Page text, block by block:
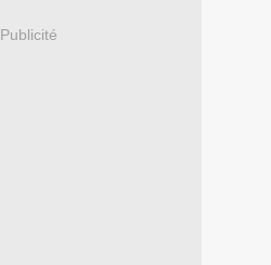
Publicité